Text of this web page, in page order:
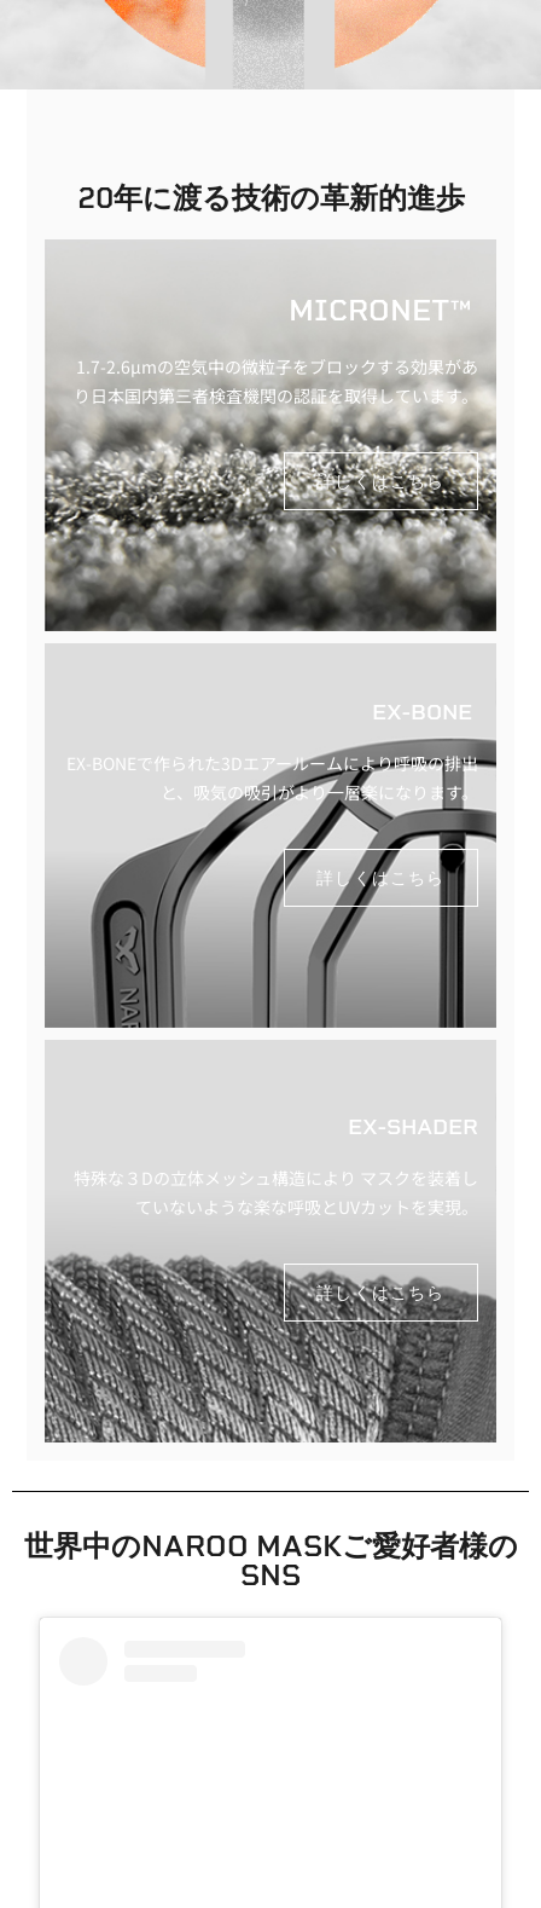
20年に渡る技術の革新的進歩
MICRONET™
1.7-2.6μmの空気中の微粒子をブロックする効果があ
り日本国内第三者検査機関の認証を取得しています。
詳しくはこちら
EX-BONE
EX-BONEで作られた3Dエアールームにより呼吸の排出
と、吸気の吸引がより一層楽になります。
詳しくはこちら
EX-SHADER
特殊な３Dの立体メッシュ構造により マスクを装着し
ていないような楽な呼吸とUVカットを実現。
詳しくはこちら
世界中のNAROO MASKご愛好者様の
SNS